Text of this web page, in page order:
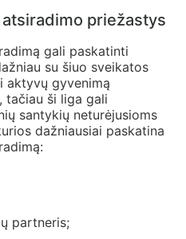
priežastys
gali paskatinti
su šiuo sveikatos
aktyvų gyvenimą
tačiau ši liga gali
santykių neturėjusioms
dažniausiai paskatina
partneris;